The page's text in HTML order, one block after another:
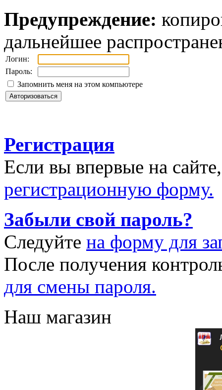
Предупреждение:
дальнейшее
Логин:
Пароль:
Запомнить меня на этом компьютере
Регистрация
Если вы впервые на
регистрационную форму.
Забыли свой пароль?
Следуйте на форму для
После получения
для смены пароля.
Наш магазин